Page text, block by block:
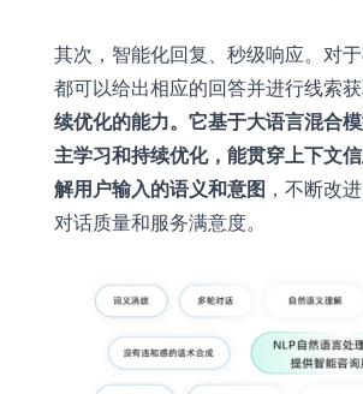
其次，智能化回复、秒级响应。对
都可以给出相应的回答并进行线索获
续优化的能力。它基于大语言混合
主学习和持续优化，能贯穿上下文
解用户输入的语义和意图 ，不断改
对话质量和服务满意度。